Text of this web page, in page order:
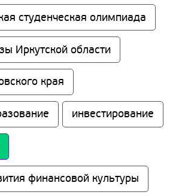
студенческая олимпиада
Иркутской области
края
инвестирование
финансовой культуры